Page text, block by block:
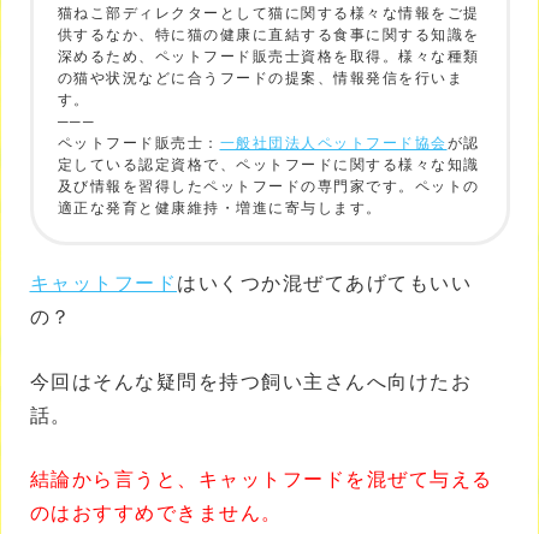
猫ねこ部ディレクターとして猫に関する様々な情報をご提
供するなか、特に猫の健康に直結する食事に関する知識を
深めるため、ペットフード販売士資格を取得。様々な種類
の猫や状況などに合うフードの提案、情報発信を行いま
す。
───
ペットフード販売士： 一般社団法人ペットフード協会が認
定している認定資格で、ペットフードに関する様々な知識
及び情報を習得したペットフードの専門家です。ペットの
適正な発育と健康維持・増進に寄与します。
キャットフードはいくつか混ぜてあげてもいい
の？
今回はそんな疑問を持つ飼い主さんへ向けたお
話。
結論から言うと、キャットフードを混ぜて与える
のはおすすめできません。